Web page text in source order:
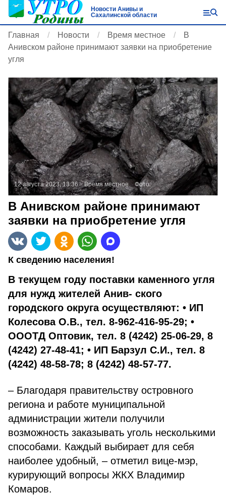
Новости Анивы и
Сахалинской области
Главная Новости Время местное
В
Анивском районе принимают заявки на приобретение
угля
12 августа 2023, 13:36 Время местное Фото:
В Анивском районе принимают
заявки на приобретение угля
К сведению населения!
В текущем году поставки каменного угля
для нужд жителей Анив- ского
городского округа осуществляют: • ИП
Колесова О.В., тел. 8-962-416-95-29; •
ОООТД Оптовик, тел. 8 (4242) 25-06-29, 8
(4242) 27-48-41; • ИП Барзул С.И., тел. 8
(4242) 48-58-78; 8 (4242) 48-57-77.
– Благодаря правительству островного
региона и работе муниципальной
администрации жители получили
возможность заказывать уголь несколькими
способами. Каждый выбирает для себя
наиболее удобный, – отметил вице-мэр,
курирующий вопросы ЖКХ Владимир
Комаров.